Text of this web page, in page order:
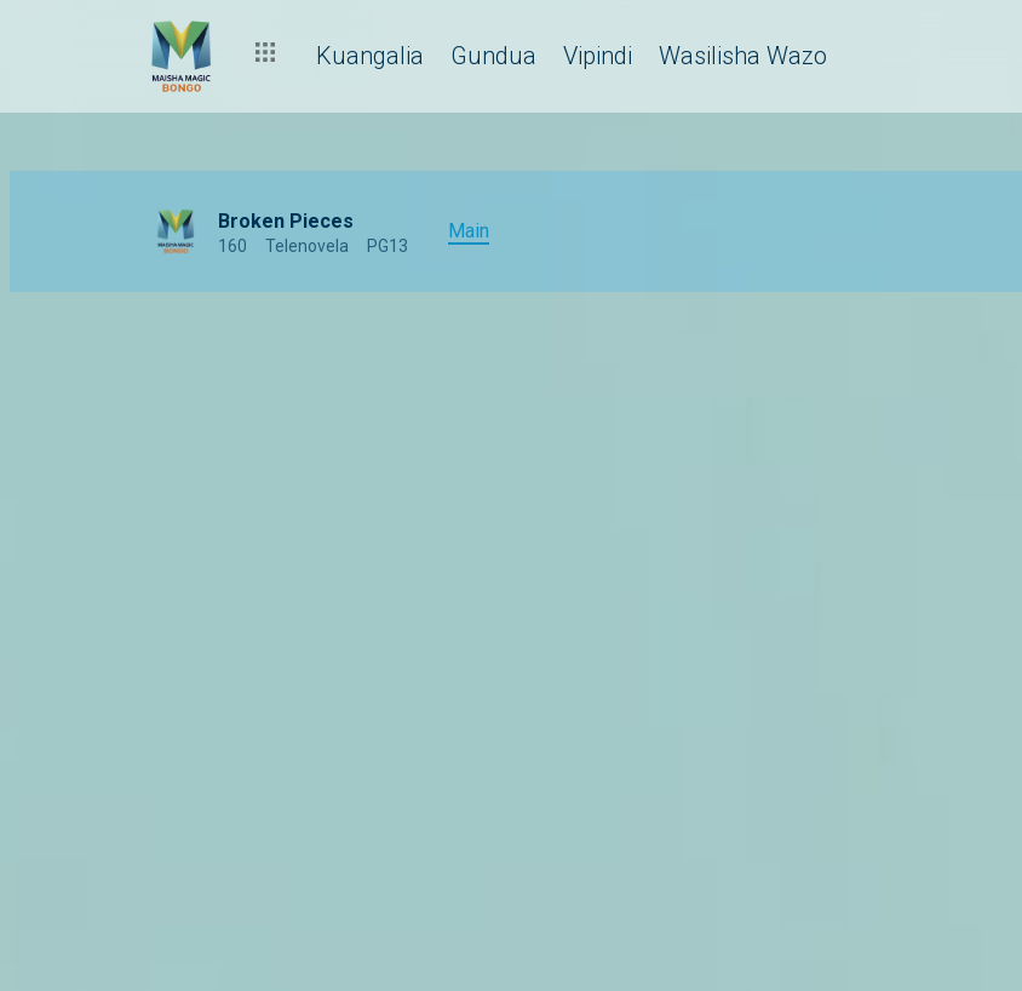
Kuangalia Gundua Vipindi Wasilisha Wazo
Broken Pieces
160 Telenovela PG13
Main